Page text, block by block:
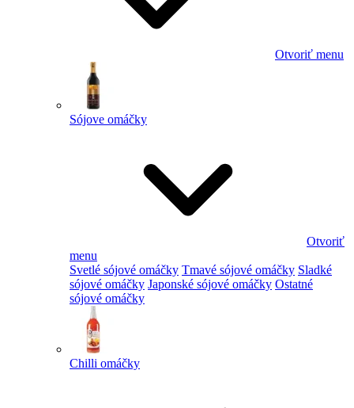
Otvoriť menu
Sójove omáčky
Otvoriť
menu
Svetlé sójové omáčky Tmavé sójové omáčky Sladké
sójové omáčky Japonské sójové omáčky Ostatné
sójové omáčky
Chilli omáčky